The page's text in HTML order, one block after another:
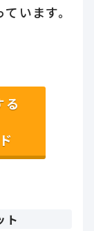
ています。
る
ト